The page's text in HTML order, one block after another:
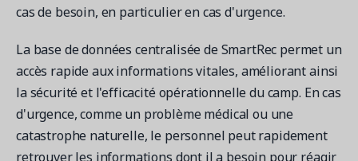
cas de besoin, en particulier en cas d'urgence.
La base de données centralisée de SmartRec permet un
accès rapide aux informations vitales, améliorant ainsi
la sécurité et l'efficacité opérationnelle du camp. En cas
d'urgence, comme un problème médical ou une
catastrophe naturelle, le personnel peut rapidement
retrouver les informations dont il a besoin pour réagir